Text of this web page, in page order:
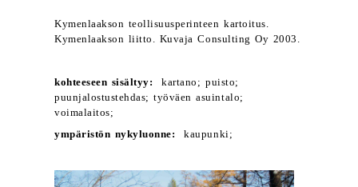
Kymenlaakson teollisuusperinteen kartoitus.
Kymenlaakson liitto. Kuvaja Consulting Oy 2003.
kohteeseen sisältyy: kartano; puisto;
puunjalostustehdas; työväen asuintalo;
voimalaitos;
ympäristön nykyluonne: kaupunki;